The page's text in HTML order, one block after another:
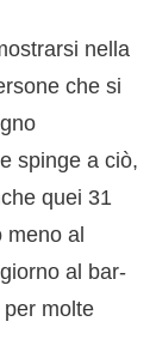
nella
che si
spinge a ciò,
quei 31
al
al bar-
molte